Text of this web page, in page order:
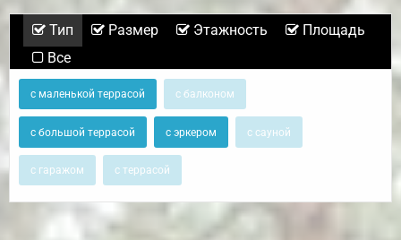
Тип Размер Этажность
Площадь
Все
с маленькой террасой с балконом
с большой террасой с эркером с сауной
с гаражом с террасой